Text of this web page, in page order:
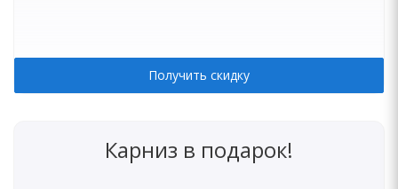
Получить скидку
Карниз в подарок!